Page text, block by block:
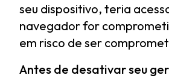
seu dispositivo, teria
navegador for
em risco de ser
Antes de desativar seu